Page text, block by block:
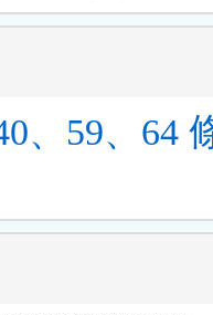
、59、64